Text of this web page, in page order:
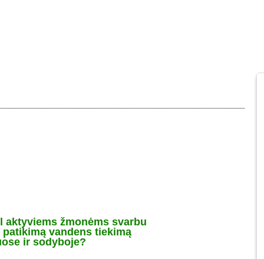
aktyviems žmonėms svarbu
vandens tiekimą
ir sodyboje?